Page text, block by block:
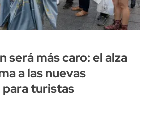
será más caro: el alza
a las nuevas
turistas